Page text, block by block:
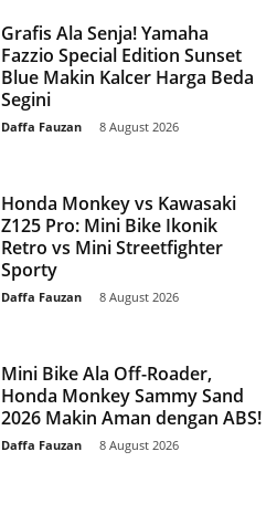
Grafis Ala Senja! Yamaha
Fazzio Special Edition Sunset
Blue Makin Kalcer Harga Beda
Segini
Daffa Fauzan 8 August 2026
Honda Monkey vs Kawasaki
Z125 Pro: Mini Bike Ikonik
Retro vs Mini Streetfighter
Sporty
Daffa Fauzan 8 August 2026
Mini Bike Ala Off-Roader,
Honda Monkey Sammy Sand
2026 Makin Aman dengan ABS!
Daffa Fauzan 8 August 2026